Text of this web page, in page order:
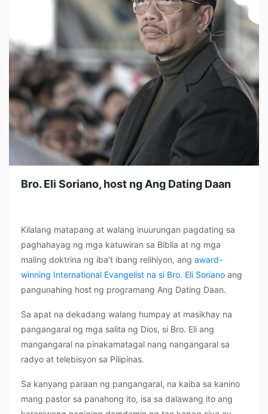
Bro. Eli Soriano, host ng Ang Dating Daan
Kilalang matapang at walang inuurungan pagdating sa
paghahayag ng mga katuwiran sa Biblia at ng mga
maling doktrina ng iba’t ibang relihiyon, ang award-
winning International Evangelist na si Bro. Eli Soriano ang
pangunahing host ng programang Ang Dating Daan.
Sa apat na dekadang walang humpay at masikhay na
pangangaral ng mga salita ng Dios, si Bro. Eli ang
mangangaral na pinakamatagal nang nangangaral sa
radyo at telebisyon sa Pilipinas.
Sa kanyang paraan ng pangangaral, na kaiba sa kanino
mang pastor sa panahong ito, isa sa dalawang ito ang